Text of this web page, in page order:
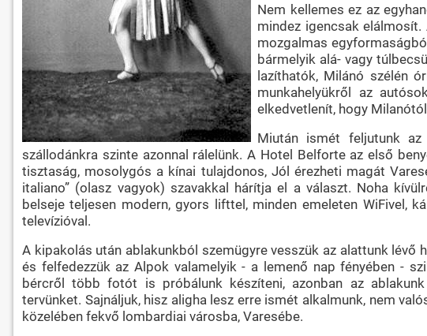
Nem kellemes ez az
mindez igencsak
mozgalmas
bármelyik alá- vagy
lazíthatók, Milánó szélén
munkahelyükről az
elkedvetlenít, hogy
Miután ismét feljutunk
szállodánkra szinte azonnal rálelünk. A Hotel Belforte az első
tisztaság, mosolygós a kínai tulajdonos, Jól érezheti magát
italiano” (olasz vagyok) szavakkal hárítja el a választ. Noha
belseje teljesen modern, gyors lifttel, minden emeleten WiFivel,
televízióval.
A kipakolás után ablakunkból szemügyre vesszük az alattunk lévő
és felfedezzük az Alpok valamelyik - a lemenő nap fényében -
bércről több fotót is próbálunk készíteni, azonban az
tervünket. Sajnáljuk, hisz aligha lesz erre ismét alkalmunk, nem
közelében fekvő lombardiai városba, Varesébe.